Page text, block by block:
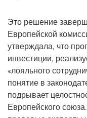
Это решение
Европейской
утверждала, что
инвестиции,
«лояльного
понятие в
подрывает
Европейского